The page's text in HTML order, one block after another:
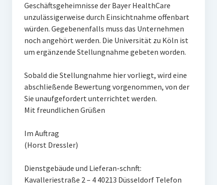
Geschäftsgeheimnisse der Bayer HealthCare
unzulässigerweise durch Einsichtnahme offenbart
würden. Gegebenenfalls muss das Unternehmen
noch angehört werden. Die Universität zu Köln ist
um ergänzende Stellungnahme gebeten worden.
Sobald die Stellungnahme hier vorliegt, wird eine
abschließende Bewertung vorgenommen, von der
Sie unaufgefordert unterrichtet werden.
Mit freundlichen Grüßen
Im Auftrag
(Horst Dressler)
Dienstgebäude und Lieferan-schnft:
Kavalleriestraße 2 – 4 40213 Düsseldorf Telefon